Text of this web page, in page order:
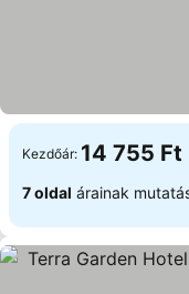
Kezdőár: 14 755 Ft
7 oldal árainak